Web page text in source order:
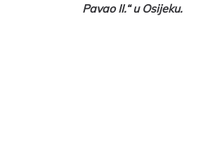
Pavao II.“ u Osijeku.